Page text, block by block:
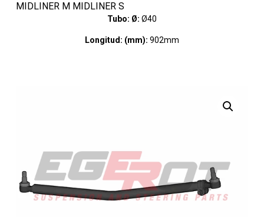
MIDLINER M MIDLINER S
Tubo: Ø: Ø40
Longitud: (mm): 902mm